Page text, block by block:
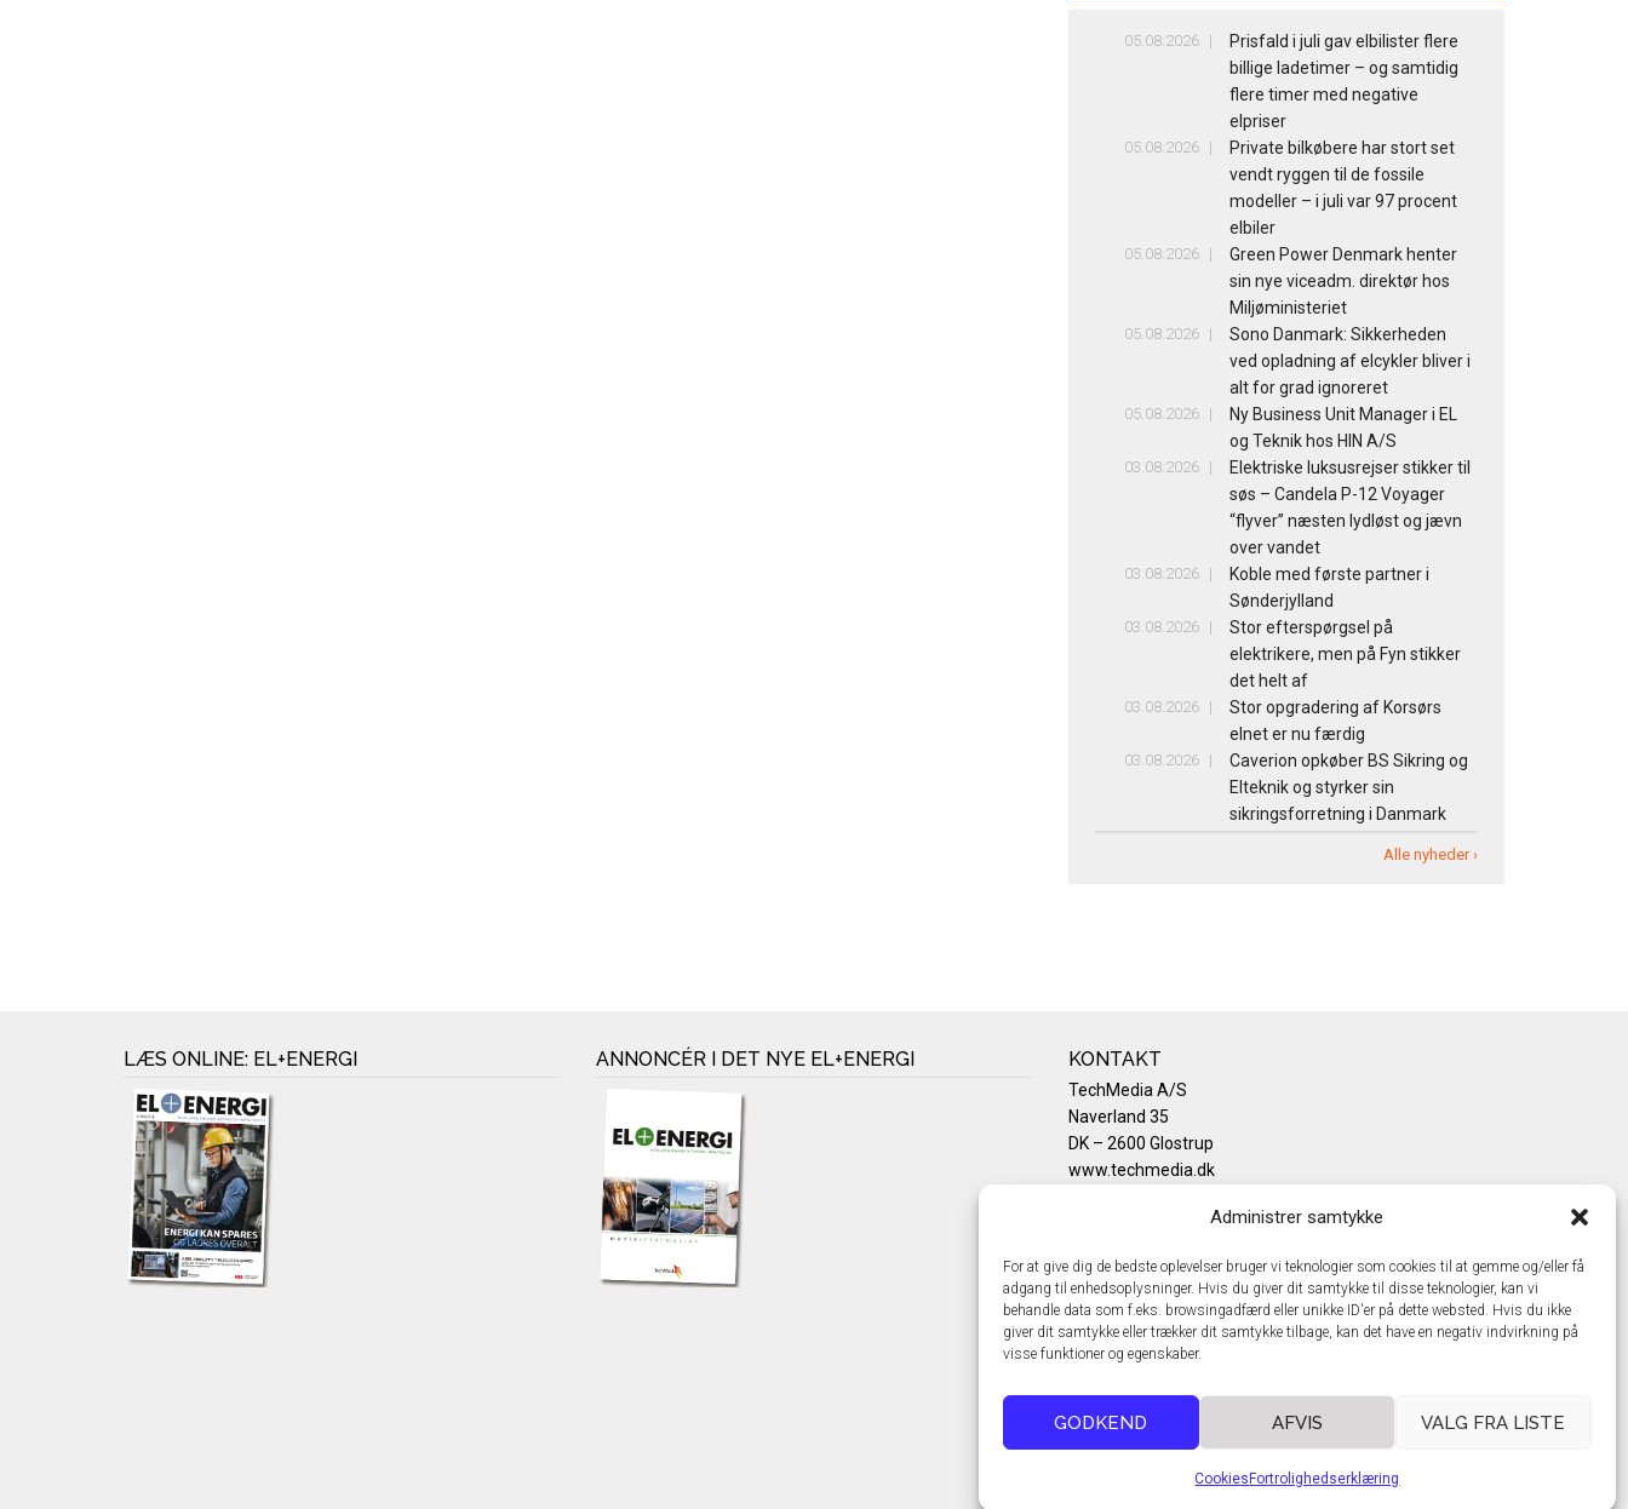
Administrer samtykke
For at give dig de bedste oplevelser bruger vi teknologier som cookies til at gemme og/eller få
adgang til enhedsoplysninger. Hvis du giver dit samtykke til disse teknologier, kan vi
behandle data som f.eks. browsingadfærd eller unikke ID'er på dette websted. Hvis du ikke
giver dit samtykke eller trækker dit samtykke tilbage, kan det have en negativ indvirkning på
visse funktioner og egenskaber.
GODKEND AFVIS VALG FRA LISTE
Cookies Fortrolighedserklæring
05.08.2026
Prisfald i juli gav elbilister flere
billige ladetimer – og samtidig
flere timer med negative
elpriser
05.08.2026
Private bilkøbere har stort set
vendt ryggen til de fossile
modeller – i juli var 97 procent
elbiler
05.08.2026
Green Power Denmark henter
sin nye viceadm. direktør hos
Miljøministeriet
05.08.2026
Sono Danmark: Sikkerheden
ved opladning af elcykler bliver i
alt for grad ignoreret
05.08.2026
Ny Business Unit Manager i EL
og Teknik hos HIN A/S
03.08.2026
Elektriske luksusrejser stikker til
søs – Candela P-12 Voyager
“flyver” næsten lydløst og jævn
over vandet
03.08.2026
Koble med første partner i
Sønderjylland
03.08.2026
Stor efterspørgsel på
elektrikere, men på Fyn stikker
det helt af
03.08.2026
Stor opgradering af Korsørs
elnet er nu færdig
03.08.2026
Caverion opkøber BS Sikring og
Elteknik og styrker sin
sikringsforretning i Danmark
Alle nyheder ›
LÆS ONLINE: EL+ENERGI ANNONCÉR I DET NYE EL+ENERGI KONTAKT
TechMedia A/S
Naverland 35
DK – 2600 Glostrup
www.techmedia.dk
info@techmedia.dk
Cookiepolitik